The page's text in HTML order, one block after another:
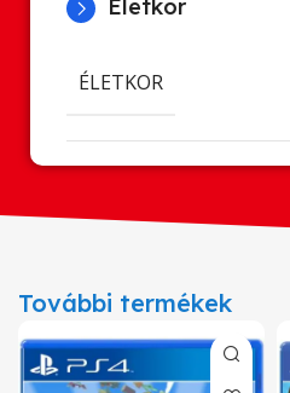
Életkor
ÉLETKOR
További termékek